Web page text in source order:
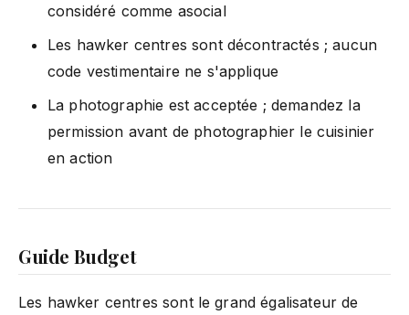
considéré comme asocial
Les hawker centres sont décontractés ; aucun
code vestimentaire ne s'applique
La photographie est acceptée ; demandez la
permission avant de photographier le cuisinier
en action
Guide Budget
Les hawker centres sont le grand égalisateur de